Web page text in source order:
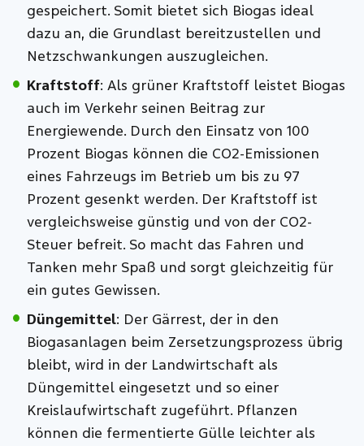
gespeichert. Somit bietet sich Biogas ideal
dazu an, die Grundlast bereitzustellen und
Netzschwankungen auszugleichen.
Kraftstoff: Als grüner Kraftstoff leistet Biogas
auch im Verkehr seinen Beitrag zur
Energiewende. Durch den Einsatz von 100
Prozent Biogas können die CO2-Emissionen
eines Fahrzeugs im Betrieb um bis zu 97
Prozent gesenkt werden. Der Kraftstoff ist
vergleichsweise günstig und von der CO2-
Steuer befreit. So macht das Fahren und
Tanken mehr Spaß und sorgt gleichzeitig für
ein gutes Gewissen.
Düngemittel: Der Gärrest, der in den
Biogasanlagen beim Zersetzungsprozess übrig
bleibt, wird in der Landwirtschaft als
Düngemittel eingesetzt und so einer
Kreislaufwirtschaft zugeführt. Pflanzen
können die fermentierte Gülle leichter als